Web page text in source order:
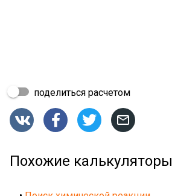
поделиться расчетом
   
Похожие калькуляторы